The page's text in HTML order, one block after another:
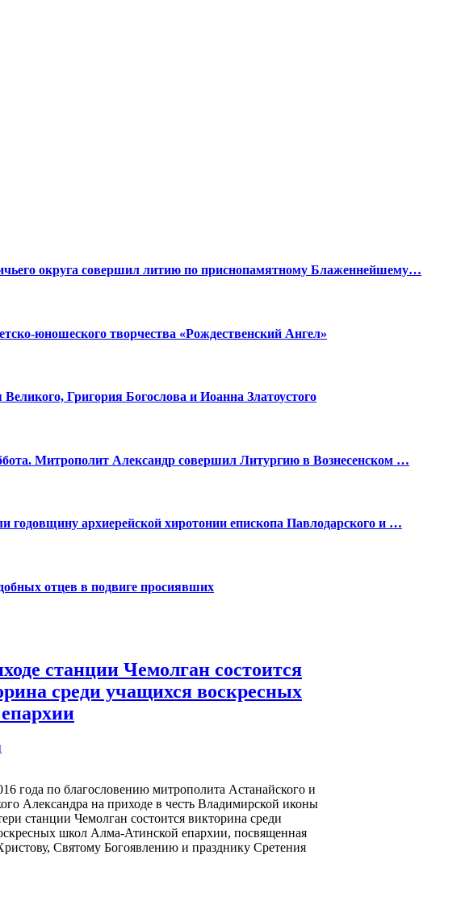
округа совершил литию по приснопамятному Блаженнейшему…
юношеского творчества «Рождественский Ангел»
Григория Богослова и Иоанна Златоустого
Митрополит Александр совершил Литургию в Вознесенском …
годовщину архиерейской хиротонии епископа Павлодарского и …
отцев в подвиге просиявших
станции Чемолган состоится
среди учащихся воскресных
года по благословению митрополита Астанайского и
Александра на приходе в честь Владимирской иконы
станции Чемолган состоится викторина среди
школ Алма-Атинской епархии, посвященная
Святому Богоявлению и празднику Сретения